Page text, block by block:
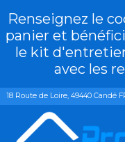
Renseignez le
panier et
le kit
avec les
18 Route de Loire, 49440 Candé